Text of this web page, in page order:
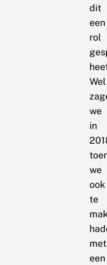
dit
een
rol
Wel
we
in
we
ook
te
met
een